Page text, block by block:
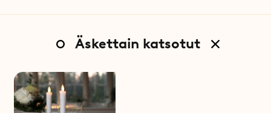
Äskettain katsotut